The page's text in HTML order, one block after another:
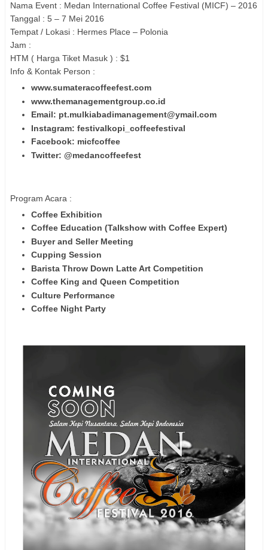
Nama Event : Medan International Coffee Festival (MICF) – 2016
Tanggal : 5 – 7 Mei 2016
Tempat / Lokasi : Hermes Place – Polonia
Jam :
HTM ( Harga Tiket Masuk ) : $1
Info & Kontak Person :
www.sumateracoffeefest.com
www.themanagementgroup.co.id
Email: pt.mulkiabadimanagement@ymail.com
Instagram: festivalkopi_coffeefestival
Facebook: micfcoffee
Twitter: @medancoffeefest
Program Acara :
Coffee Exhibition
Coffee Education (Talkshow with Coffee Expert)
Buyer and Seller Meeting
Cupping Session
Barista Throw Down Latte Art Competition
Coffee King and Queen Competition
Culture Performance
Coffee Night Party